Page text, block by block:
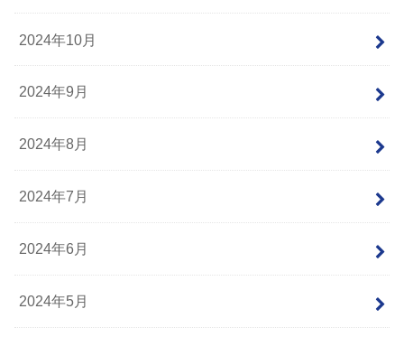
2024年10月
2024年9月
2024年8月
2024年7月
2024年6月
2024年5月